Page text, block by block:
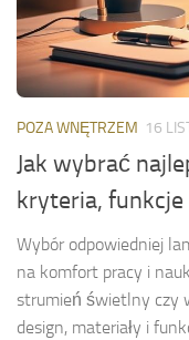
POZA WNĘTRZEM 16
Jak wybrać
kryteria, funkcje
Wybór odpowiedniej
na komfort pracy i
strumień świetlny czy
design, materiały i